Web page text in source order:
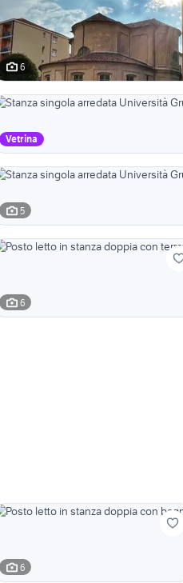
6
Vetrina
5
6
6